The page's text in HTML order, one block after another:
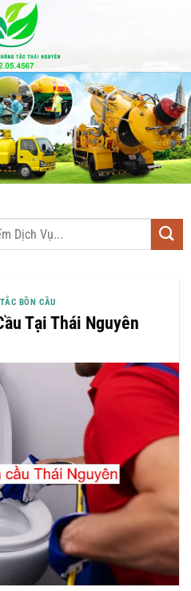
BỒN CẦU
Tại Thái Nguyên